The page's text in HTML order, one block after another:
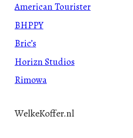
American Tourister
BHPPY
Bric’s
Horizn Studios
Rimowa
WelkeKoffer.nl